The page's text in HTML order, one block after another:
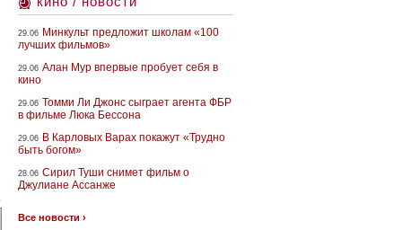
29.06 Минкульт предложит школам «100
лучших фильмов»
29.06 Алан Мур впервые пробует себя в
кино
29.06 Томми Ли Джонс сыграет агента ФБР
в фильме Люка Бессона
29.06 В Карловых Варах покажут «Трудно
быть богом»
28.06 Сирил Туши снимет фильм о
Джулиане Ассанже
Все новости ›